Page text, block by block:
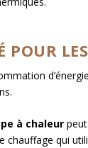
à chaleur
qui